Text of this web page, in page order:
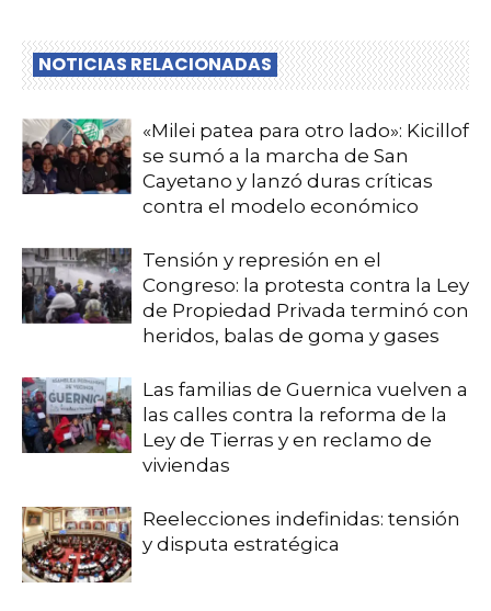
NOTICIAS RELACIONADAS
«Milei patea para otro lado»: Kicillof
se sumó a la marcha de San
Cayetano y lanzó duras críticas
contra el modelo económico
Tensión y represión en el
Congreso: la protesta contra la Ley
de Propiedad Privada terminó con
heridos, balas de goma y gases
Las familias de Guernica vuelven a
las calles contra la reforma de la
Ley de Tierras y en reclamo de
viviendas
Reelecciones indefinidas: tensión
y disputa estratégica